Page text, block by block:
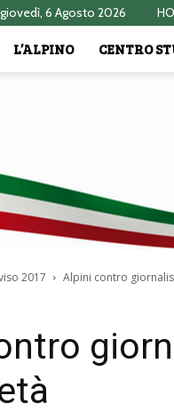
giovedì, 6 Agosto 2026
L’ALPINO CENTRO
2017 Alpini contro